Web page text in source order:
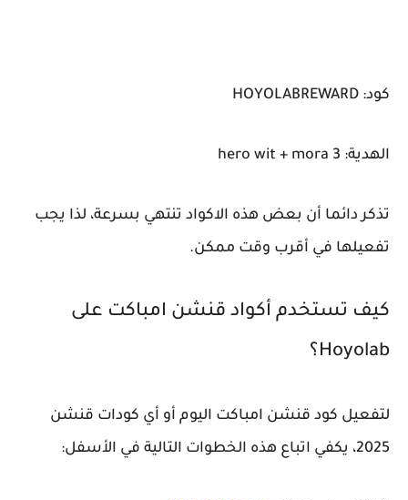
كود: HOYOLABREWARD
الهدية: 3 hero wit + mora
تذكر دائما أن بعض هذه الاكواد تنتهي بسرعة، لذا يجب
تفعيلها في أقرب وقت ممكن.
كيف تستخدم أكواد قنشن امباكت على
Hoyolab؟
لتفعيل كود قنشن امباكت اليوم أو أي كودات قنشن
2025، يكفي اتباع هذه الخطوات التالية في الأسفل: